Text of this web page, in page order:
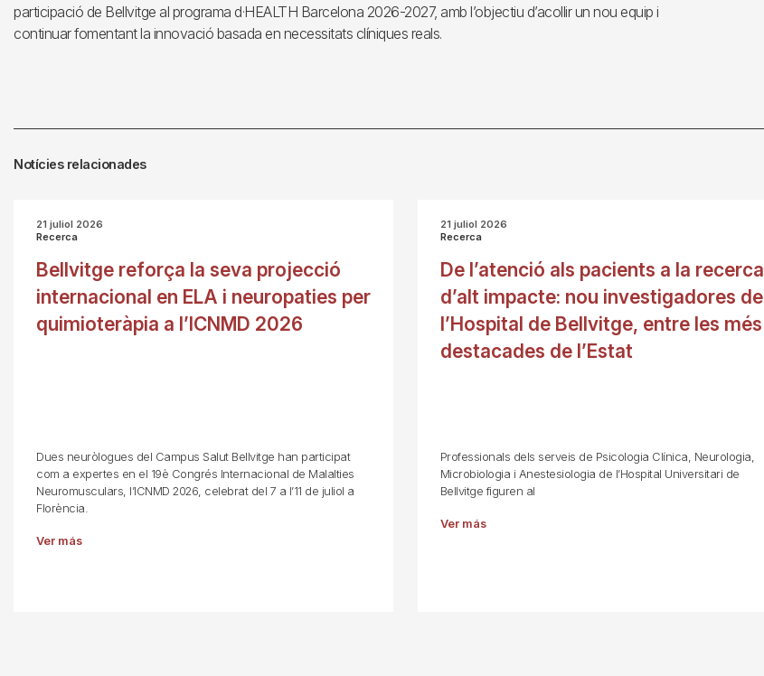
participació de Bellvitge al programa d·HEALTH Barcelona 2026-2027, amb l’objectiu d’acollir un nou equip i
continuar fomentant la innovació basada en necessitats clíniques reals.
Notícies relacionades
21 juliol 2026
Recerca
Bellvitge reforça la seva projecció
internacional en ELA i neuropaties per
quimioteràpia a l’ICNMD 2026
Dues neuròlogues del Campus Salut Bellvitge han participat
com a expertes en el 19è Congrés Internacional de Malalties
Neuromusculars, l’ICNMD 2026, celebrat del 7 a l’11 de juliol a
Florència.
Ver más
21 juliol 2026
Recerca
De l’atenció als pacients a la recerca
d’alt impacte: nou investigadores de
l’Hospital de Bellvitge, entre les més
destacades de l’Estat
Professionals dels serveis de Psicologia Clínica, Neurologia,
Microbiologia i Anestesiologia de l’Hospital Universitari de
Bellvitge figuren al
Ver más